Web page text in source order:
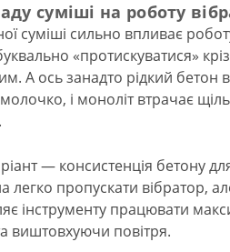
суміші на роботу
суміші сильно впливає
«протискуватися»
А ось занадто рідкий
і моноліт втрачає
— консистенція бетону
легко пропускати вібратор,
інструменту працювати
виштовхуючи повітря.